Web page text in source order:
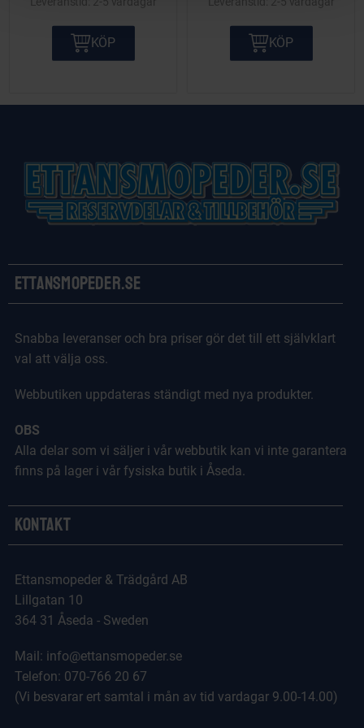
KÖP KÖP
Ettansmopeder.se
Snabba leveranser och bra priser gör det till ett självklart
val att välja oss.
Webbutiken uppdateras ständigt med nya produkter.
OBS
Alla delar som vi säljer i vår webbutik kan vi inte garantera
finns på lager i vår fysiska butik i Åseda.
Kontakt
Ettansmopeder & Trädgård AB
Lillgatan 10
364 31 Åseda - Sweden
Mail: info@ettansmopeder.se
Telefon: 070-766 20 67
(Vi besvarar ert samtal i mån av tid vardagar 9.00-14.00)